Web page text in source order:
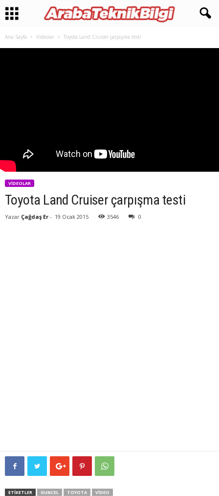
Ana Sayfa Videolar Toyota Land Cruiser çarpışma testi
VIDEOLAR
Toyota Land Cruiser çarpışma testi
Yazar Çağdaş Er - 19 Ocak 2015 3546 0
ETIKETLER GUNCEL TOYOTA VIDEO